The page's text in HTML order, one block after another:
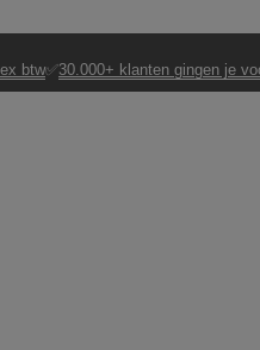
btw✅30.000+ klanten gingen je